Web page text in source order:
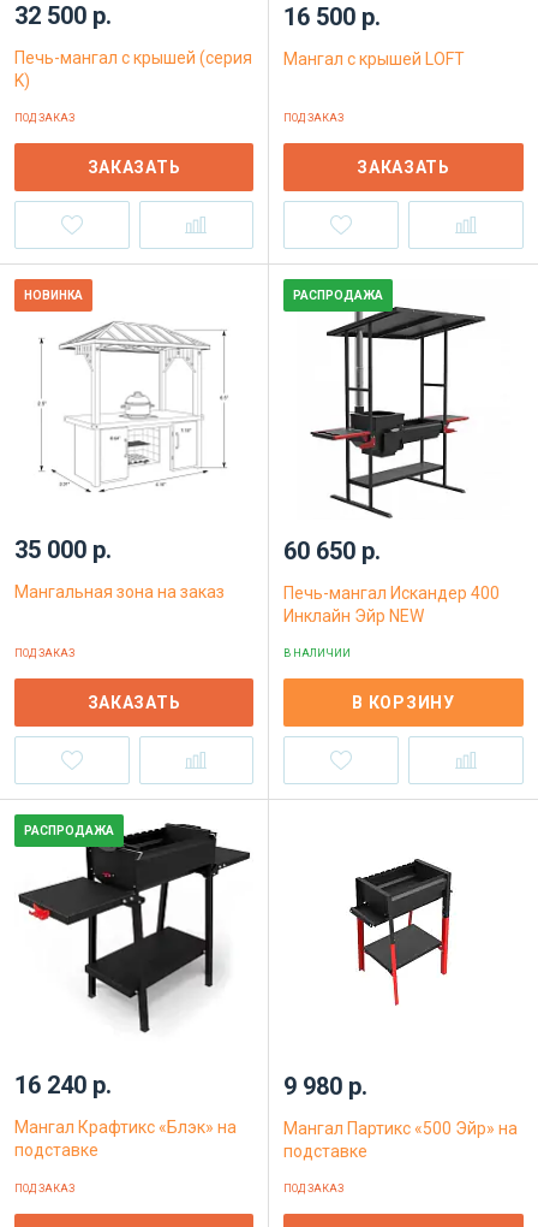
32 500 р.
Печь-мангал с крышей (серия
K)
ПОД ЗАКАЗ
ЗАКАЗАТЬ
16 500 р.
Мангал с крышей LOFT
ПОД ЗАКАЗ
ЗАКАЗАТЬ
35 000 р.
Мангальная зона на заказ
ПОД ЗАКАЗ
ЗАКАЗАТЬ
НОВИНКА
60 650 р.
Печь-мангал Искандер 400
Инклайн Эйр NEW
В НАЛИЧИИ
В КОРЗИНУ
РАСПРОДАЖА
16 240 р.
Мангал Крафтикс «Блэк» на
подставке
ПОД ЗАКАЗ
РАСПРОДАЖА
9 980 р.
Мангал Партикс «500 Эйр» на
подставке
ПОД ЗАКАЗ